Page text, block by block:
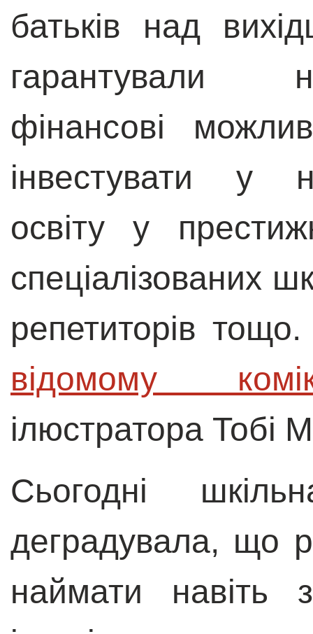
батьків над
гарантували
фінансові
інвестувати у
освіту у
спеціалізованих
репетиторів
відомому
ілюстратора Тобі
Сьогодні
деградувала, що
наймати навіть